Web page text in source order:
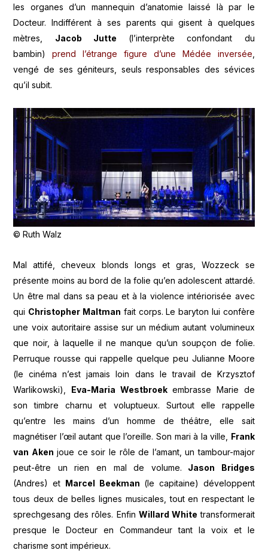
les organes d’un mannequin d’anatomie laissé là par le
Docteur. Indifférent à ses parents qui gisent à quelques
mètres, Jacob Jutte (l’interprète confondant du
bambin)prend l’étrange figure d’une Médée inversée,
vengé de ses géniteurs, seuls responsables des sévices
qu’il subit.
© Ruth Walz
Mal attifé, cheveux blonds longs et gras, Wozzeck se
présente moins au bord de la folie qu’en adolescent attardé.
Un être mal dans sa peau et à la violence intériorisée avec
qui Christopher Maltman fait corps. Le baryton lui confère
une voix autoritaire assise sur un médium autant volumineux
que noir, à laquelle il ne manque qu’un soupçon de folie.
Perruque rousse qui rappelle quelque peu Julianne Moore
(le cinéma n’est jamais loin dans le travail de Krzysztof
Warlikowski), Eva-Maria Westbroekembrasse Marie de
son timbre charnu et voluptueux. Surtout elle rappelle
qu’entre les mains d’un homme de théâtre, elle sait
magnétiser l’œil autant que l’oreille. Son mari à la ville, Frank
van Aken joue ce soir le rôle de l’amant, un tambour-major
peut-être un rien en mal de volume. Jason Bridges
(Andres) et Marcel Beekman (le capitaine) développent
tous deux de belles lignes musicales, tout en respectant le
sprechgesang des rôles. Enfin Willard White transformerait
presque le Docteur en Commandeur tant la voix et le
charisme sont impérieux.